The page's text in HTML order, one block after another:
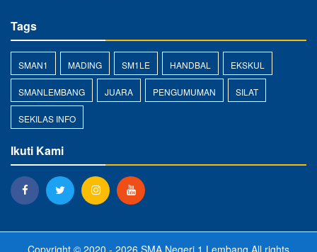
Tags
SMAN1 MADING SM1LE HANDBAL EKSKUL
SMANLEMBANG JUARA PENGUMUMAN SILAT
SEKILAS INFO
Ikuti Kami
Copyright © 2020 - 2026 SMA Negeri 1 Lembang All rights